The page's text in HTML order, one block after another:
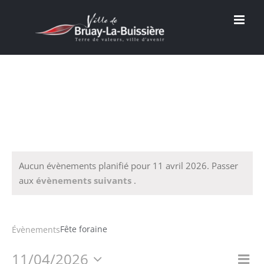
Aucun évènements planifié pour 11 avril 2026. Passer
aux évènements suivants .
ÉvènementsFête foraine
11/04/2026